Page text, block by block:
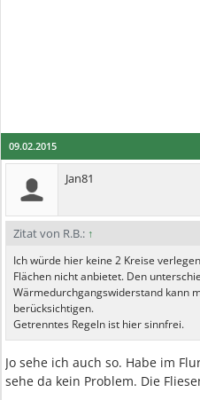
09.02.2015
Jan81
Zitat von R.B.: ↑
Ich würde hier keine 2 Kreise
Flächen nicht anbietet. Den
Wärmedurchgangswiderstand kann
berücksichtigen.
Getrenntes Regeln ist hier sinnfrei.
Jo sehe ich auch so. Habe im
sehe da kein Problem. Die